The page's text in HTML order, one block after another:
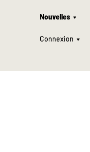
Nouvelles
Connexion